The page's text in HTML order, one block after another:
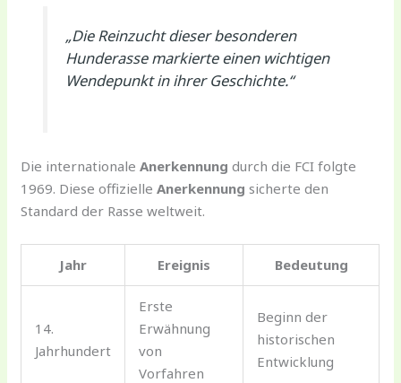
„Die Reinzucht dieser besonderen
Hunderasse markierte einen wichtigen
Wendepunkt in ihrer Geschichte.“
Die internationaleAnerkennung durch die FCI folgte
1969. Diese offizielleAnerkennung sicherte den
Standard der Rasse weltweit.
Jahr Ereignis Bedeutung
14.
Jahrhundert
Erste
Erwähnung
von
Vorfahren
Beginn der
historischen
Entwicklung